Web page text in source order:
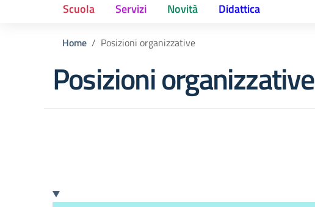
Scuola Servizi Novità Didattica
Home Posizioni organizzative
Posizioni organizzative